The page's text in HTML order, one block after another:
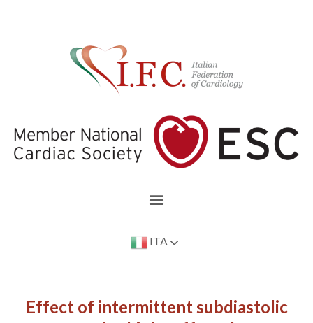
ITA
Effect of intermittent subdiastolic